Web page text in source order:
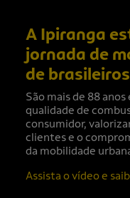
A Ipiranga
jornada de
de brasileiros
São mais de 88
qualidade de
consumidor,
clientes e o
da mobilidade
Assista o vídeo e